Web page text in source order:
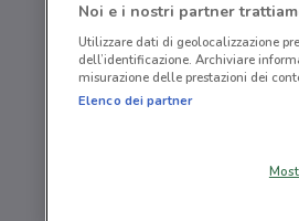
Noi e i nostri partner
Utilizzare dati di geolocalizzazione
dell’identificazione. Archiviare
misurazione delle prestazioni dei
Elenco dei partner